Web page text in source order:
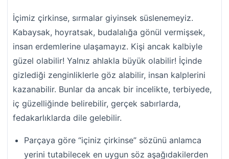
İçimiz çirkinse, sırmalar giyinsek süslenemeyiz.
Kabaysak, hoyratsak, budalalığa gönül vermişsek,
insan erdemlerine ulaşamayız. Kişi ancak kalbiyle
güzel olabilir! Yalnız ahlakla büyük olabilir! İçinde
gizlediği zenginliklerle göz alabilir, insan kalplerini
kazanabilir. Bunlar da ancak bir incelikte, terbiyede,
iç güzelliğinde belirebilir, gerçek sabırlarda,
fedakarlıklarda dile gelebilir.
Parçaya göre “içiniz çirkinse” sözünü anlamca
yerini tutabilecek en uygun söz aşağıdakilerden